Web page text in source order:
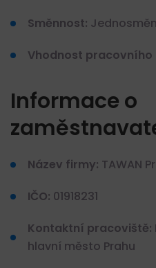
Směnnost:
Vhodnost pracovního
Informace o
Název firmy: TAWAN
IČO: 01918231
Kontaktní pracoviště:
hlavní město Prahu